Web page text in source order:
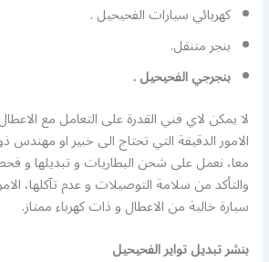
كهربائي سيارات الفحيحيل .
بنجر متنقل.
بنجرجي الفحيحيل .
لا يمكن لاي فني القدرة على التعامل مع
الامور الدقيقة التي تحتاج الى خبير او مهندس
معا، نعمل على شحن البطاريات و تبديلها و
والتأكد من سلامة التوصيلات و عدم تآكلها،
سيارة خالية من الاعطال و ذات كهرباء ممتاز.
بنشر تبديل تواير الفحيحيل